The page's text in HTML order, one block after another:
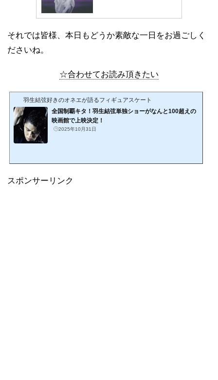
それでは皆様、本日もどうか素敵な一日をお過ごしく
ださいね。
☆合わせてお読み頂きたい
羽生結弦好きのオネエが語るフィギュアスケート
全国制覇キタ！羽生結弦単独ショーがなんと100超えの
映画館で上映決定！
2025年10月31日
スポンサーリンク